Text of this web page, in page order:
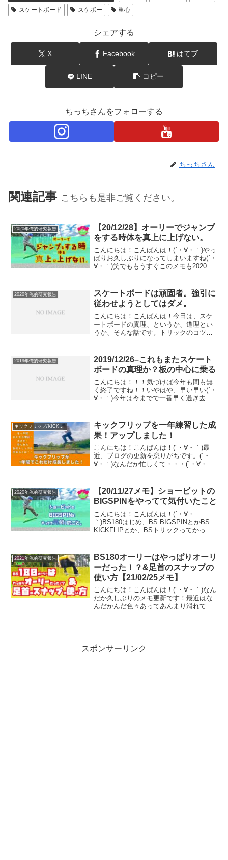
スケートボード
スケボー 重心
シェアする
X Facebook はてブ
LINE コピー
ちっちさんをフォローする
ちっちさん
関連記事 こちらも是非ご覧ください。
2020年俺的研究報告
【20/12/28】オーリーでジャンプ
をする時体を真上に上げない。
こんにちは！こんばんは！(´・∀・｀)やっ
ぱりお久しぶりになってしまいますね(´・
∀・｀)笑でももうすぐこのメモも2020年
です。笑さて、ちゃっちゃといきましょ
うか！(...
2020年俺的研究報告
スケートボードは頑固者。強引に
従わせようとしてはダメ。
こんにちは！こんばんは！今日は、スケ
ートボードの真理、というか、道理とい
うか、そんな話です。トリックのコツと
タイミングで大きな差がつくんじゃない
でしょうかね？ってことで...
2019年俺的研究報告
2019/12/26–これもまたスケート
ボードの真理か？板の中心に乗る
こんにちは！！！気づけば今年も間も無
く終了ですね！！いやはや、早い早い(´・
∀・｀)今年は今までで一番早く過ぎ去っ
いから全然苦ではないんだけど、如何せ
ん書くのに時間がか...
キックフリップ/KICKFLIP
キックフリップを一年練習した成
果！アップしました！
こんにちは！こんばんは！(´・∀・｀)最
近、ブログの更新を怠りがちです。(´・
∀・｀)なんだか忙しくて・・・(´・∀・｀)
クフリップを一年練習した成果！」で
す。こ...
2020年俺的研究報告
【20/11/27メモ】ショービットの
BIGSPINをやってて気付いたこと
こんにちは！こんばんは！(´・∀・
｀)BS180はじめ、BS BIGSPINとかBS
KICKFLIPとか、BSトリックってかっこ
でさえちゃんとやろうと思う...
2021年俺的研究報告
BS180オーリーはやっぱりオーリ
ーだった！？&足首のスナップの
使い方【21/02/25メモ】
こんにちは！こんばんは！(´・∀・｀)なん
だか久しぶりのメモ更新です！最近はな
んだかんだ色々あってあんまり滑れてな
スポンサーリンク